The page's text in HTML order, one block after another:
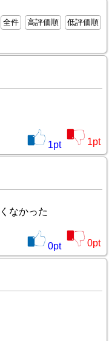
全件 高評価順
低評価順
1pt 1pt
なかった
0pt 0pt